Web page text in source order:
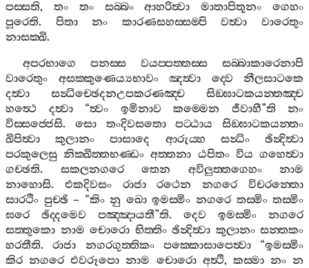
පස‍්සති, තං තං සබ‍්බං ආහරිත්‍වා මාතාපිතූනං
ගෙහං
පූරෙති. පිතා නං කාරණසහස‍්සම‍්පි වත්‍වා
වාරෙතුං
නාසක‍්ඛි.
අපරභාගෙ
පනස‍්ස වයප‍්පත‍්තස‍්ස
සබ‍්බාකාරෙනාපි
වාරෙතුං
අසක‍්කුණෙය්‍යභාවං ඤත්‍වා ද‍්වෙ
නීලසාටකෙ
දත්‍වා
සන්‍ධිච‍්ඡෙදනඋපකරණඤ‍්ච
සිඞ‍්ඝාටකයන‍්තඤ‍්ච
හත්‍ථෙ
දත්‍වා“ත්‍වං ඉමිනාව කම‍්මෙන ජීවාහී”ති
නං
විස‍්සජ‍්ජෙසි. සො තංදිවසතො පට‍්ඨාය
සිඞ‍්ඝාටකයන‍්තං
ඛිපිත්‍වා
කුලානං පාසාදෙ ආරුය‍්හ සන්‍ධිං
ඡින්‍දිත්‍වා
පරකුලෙසු නික‍්ඛිත‍්තභණ‍්ඩං අත‍්තනා ඨපිතං විය ගහෙත්‍වා
ගච‍්ඡති. සකලනගරෙ තෙන අවිලුත‍්තගෙහං
නාම
නාහොසි. එකදිවසං රාජා රථෙන නගරෙ
විචරන‍්තො
සාරථිං පුච‍්ඡි– “කිං නු ඛො ඉමස‍්මිං නගරෙ තස‍්මිං තස‍්මිං
ඝරෙ
ඡිද‍්දමෙව පඤ‍්ඤායතී”ති. දෙව ඉමස‍්මිං
නගරෙ
සත‍්තුකො නාම චොරො භිත‍්තිං ඡින්‍දිත්‍වා කුලානං සන‍්තකං
හරතීති.රාජා නගරගුත‍්තිකං පක‍්කොසාපෙත්‍වා“ඉමස‍්මිං
කිර නගරෙ එවරූපො නාම චොරො අත්‍ථි, කස‍්මා නං න